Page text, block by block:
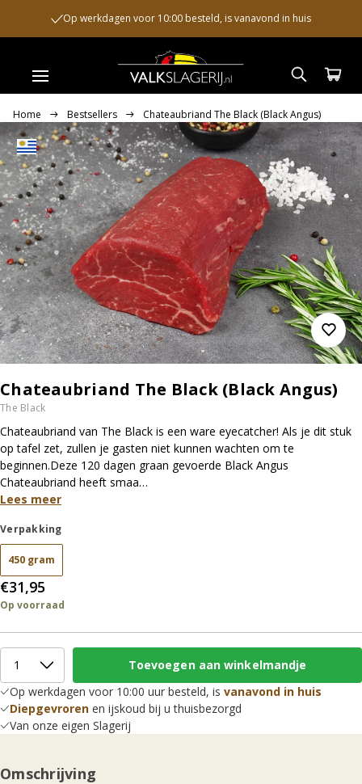
Op werkdagen voor 10:00 besteld, is vanavond in huis
Home Bestsellers Chateaubriand The Black (Black Angus)
Chateaubriand The Black (Black Angus)
The Black
Chateaubriand van The Black is een ware eyecatcher! Als je dit stuk
op tafel zet, zullen je gasten niet kunnen wachten om te
beginnen.Deze 120 dagen graan gevoerde Black Angus
Chateaubriand heeft smaa…
Lees meer
Verpakking
450 gram
€31,95
Op voorraad
Op werkdagen voor 10:00 uur besteld, is vanavond in huis
Diepgevroren en ijskoud bij u thuisbezorgd
Van onze eigen Slagerij
Omschrijving